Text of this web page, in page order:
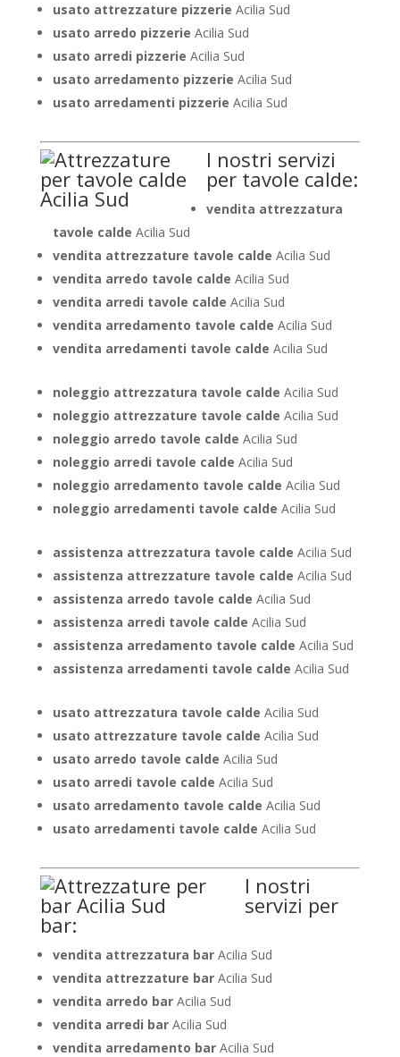
usato attrezzature pizzerie Acilia Sud
usato arredo pizzerie Acilia Sud
usato arredi pizzerie Acilia Sud
usato arredamento pizzerie Acilia Sud
usato arredamenti pizzerie Acilia Sud
I nostri servizi
per tavole calde:
vendita attrezzatura
tavole calde Acilia Sud
vendita attrezzature tavole calde Acilia Sud
vendita arredo tavole calde Acilia Sud
vendita arredi tavole calde Acilia Sud
vendita arredamento tavole calde Acilia Sud
vendita arredamenti tavole calde Acilia Sud
noleggio attrezzatura tavole calde Acilia Sud
noleggio attrezzature tavole calde Acilia Sud
noleggio arredo tavole calde Acilia Sud
noleggio arredi tavole calde Acilia Sud
noleggio arredamento tavole calde Acilia Sud
noleggio arredamenti tavole calde Acilia Sud
assistenza attrezzatura tavole calde Acilia Sud
assistenza attrezzature tavole calde Acilia Sud
assistenza arredo tavole calde Acilia Sud
assistenza arredi tavole calde Acilia Sud
assistenza arredamento tavole calde Acilia Sud
assistenza arredamenti tavole calde Acilia Sud
usato attrezzatura tavole calde Acilia Sud
usato attrezzature tavole calde Acilia Sud
usato arredo tavole calde Acilia Sud
usato arredi tavole calde Acilia Sud
usato arredamento tavole calde Acilia Sud
usato arredamenti tavole calde Acilia Sud
I nostri
servizi per
bar:
vendita attrezzatura barAcilia Sud
vendita attrezzature barAcilia Sud
vendita arredo barAcilia Sud
vendita arredi barAcilia Sud
vendita arredamento barAcilia Sud